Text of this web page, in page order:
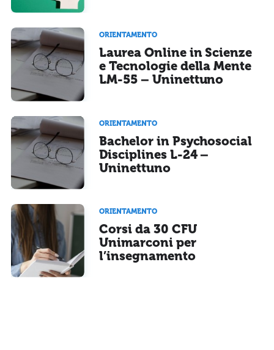
ORIENTAMENTO
Laurea Online in Scienze
e Tecnologie della Mente
LM-55 – Uninettuno
ORIENTAMENTO
Bachelor in Psychosocial
Disciplines L-24 –
Uninettuno
ORIENTAMENTO
Corsi da 30 CFU
Unimarconi per
l’insegnamento